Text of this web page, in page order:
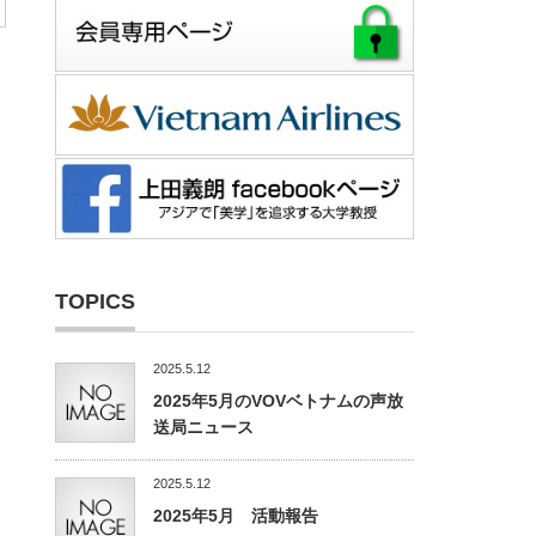
TOPICS
2025.5.12
2025年5月のVOVベトナムの声放
送局ニュース
2025.5.12
2025年5月 活動報告